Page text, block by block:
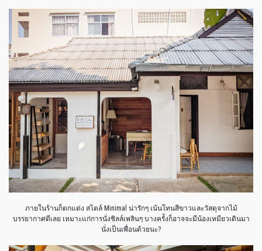
ภายในร้านก็ตกแต่ง สไตล์ Minimal น่ารักๆ เน้นโทนสีขาวและวัสดุจากไม้
บรรยากาศดีเลย เหมาะแก่การนั่งชิลล์เพลินๆ บางครั้งก็อาจจะมีน้องเหมียวเดินมา
นั่งเป็นเพื่อนด้วยนะ?